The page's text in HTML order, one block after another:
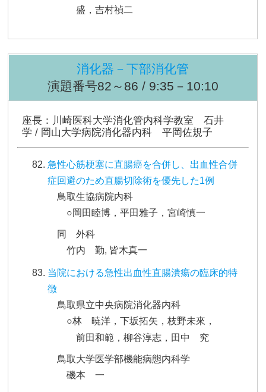
盛，吉村禎二
消化器－下部消化管
演題番号82～86 / 9:35－10:10
座長：川崎医科大学消化管内科学教室 石井
学 / 岡山大学病院消化器内科 平岡佐規子
急性心筋梗塞に直腸癌を合併し、出血性合併
症回避のため直腸切除術を優先した1例
鳥取生協病院内科
○岡田睦博，平田雅子，宮崎慎一
同 外科
竹内 勤, 皆木真一
当院における急性出血性直腸潰瘍の臨床的特
徴
鳥取県立中央病院消化器内科
○林 暁洋，下坂拓矢，枝野未來，
前田和範，柳谷淳志，田中 究
鳥取大学医学部機能病態内科学
磯本 一